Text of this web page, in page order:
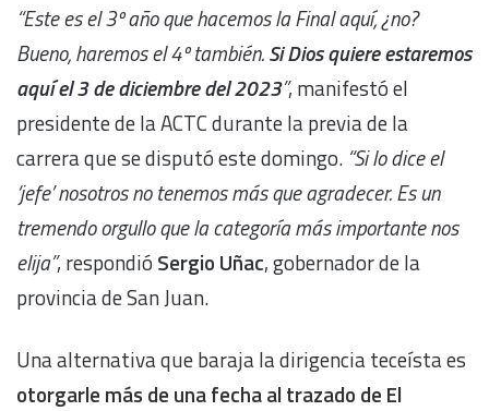
“Este es el 3º año que hacemos la Final aquí, ¿no?
Bueno, haremos el 4º también.Si Dios quiere estaremos
aquí el 3 de diciembre del 2023”, manifestó el
presidente de la ACTC durante la previa de la
carrera que se disputó este domingo. “Si lo dice el
‘jefe’ nosotros no tenemos más que agradecer. Es un
tremendo orgullo que la categoría más importante nos
elija”, respondió Sergio Uñac, gobernador de la
provincia de San Juan.
Una alternativa que baraja la dirigencia teceísta es
otorgarle más de una fecha al trazado de El